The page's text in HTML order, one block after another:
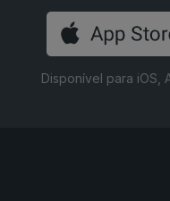
Disponível para iOS,